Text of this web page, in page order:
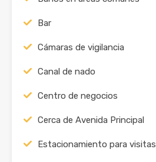
Bar
Cámaras de vigilancia
Canal de nado
Centro de negocios
Cerca de Avenida Principal
Estacionamiento para visitas